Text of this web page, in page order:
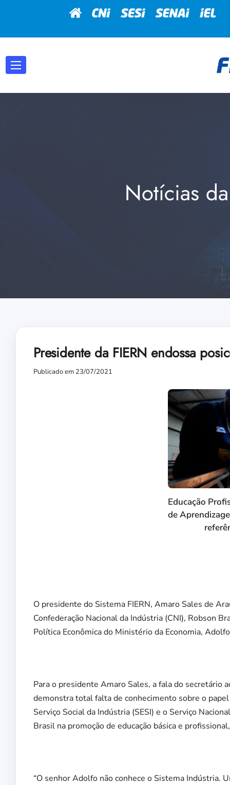
Notícias
Presidente da FIERN endossa
Publicado em 23/07/2021
Educação
de
O presidente do Sistema FIERN, Amaro Sales de
Confederação Nacional da Indústria (CNI), Robson
Política Econômica do Ministério da Economia,
Para o presidente Amaro Sales, a fala do secretário
demonstra total falta de conhecimento sobre o
Serviço Social da Indústria (SESI) e o Serviço
Brasil na promoção de educação básica e
“O senhor Adolfo não conhece o Sistema Indústria.